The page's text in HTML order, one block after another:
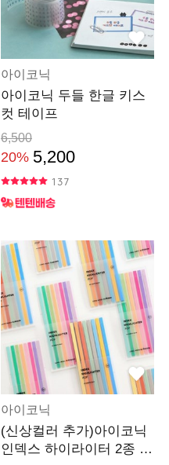
아이코닉
아이코닉 두들 한글 키스
컷 테이프
6,500
20% 5,200
137
아이코닉
(신상컬러 추가)아이코닉
인덱스 하이라이터 2종 세